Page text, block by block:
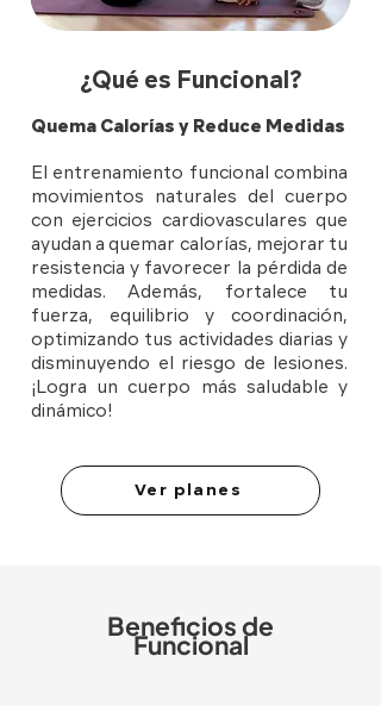
¿Qué es Funcional?
Quema Calorías y Reduce Medidas
El entrenamiento funcional combina
movimientos naturales del cuerpo
con ejercicios cardiovasculares que
ayudan a quemar calorías, mejorar tu
resistencia y favorecer la pérdida de
medidas. Además, fortalece tu
fuerza, equilibrio y coordinación,
optimizando tus actividades diarias y
disminuyendo el riesgo de lesiones.
¡Logra un cuerpo más saludable y
dinámico!
Ver planes
Beneficios de
Funcional